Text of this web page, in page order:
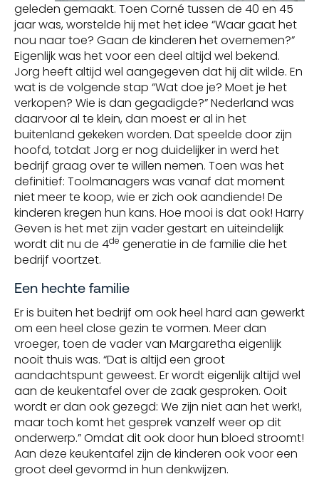
geleden gemaakt. Toen Corné tussen de 40 en 45
jaar was, worstelde hij met het idee “Waar gaat het
nou naar toe? Gaan de kinderen het overnemen?”
Eigenlijk was het voor een deel altijd wel bekend.
Jorg heeft altijd wel aangegeven dat hij dit wilde. En
wat is de volgende stap “Wat doe je? Moet je het
verkopen? Wie is dan gegadigde?” Nederland was
daarvoor al te klein, dan moest er al in het
buitenland gekeken worden. Dat speelde door zijn
hoofd, totdat Jorg er nog duidelijker in werd het
bedrijf graag over te willen nemen. Toen was het
definitief: Toolmanagers was vanaf dat moment
niet meer te koop, wie er zich ook aandiende! De
kinderen kregen hun kans. Hoe mooi is dat ook! Harry
Geven is het met zijn vader gestart en uiteindelijk
wordt dit nu de 4de generatie in de familie die het
bedrijf voortzet.
Een hechte familie
Er is buiten het bedrijf om ook heel hard aan gewerkt
om een heel close gezin te vormen. Meer dan
vroeger, toen de vader van Margaretha eigenlijk
nooit thuis was. “Dat is altijd een groot
aandachtspunt geweest. Er wordt eigenlijk altijd wel
aan de keukentafel over de zaak gesproken. Ooit
wordt er dan ook gezegd: We zijn niet aan het werk!,
maar toch komt het gesprek vanzelf weer op dit
onderwerp.” Omdat dit ook door hun bloed stroomt!
Aan deze keukentafel zijn de kinderen ook voor een
groot deel gevormd in hun denkwijzen.